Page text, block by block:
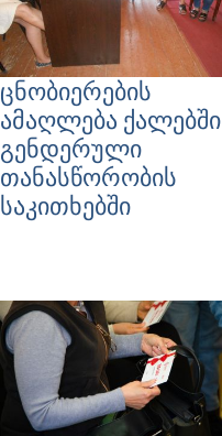
ცნობიერების
ამაღლება ქალებში
გენდერული
თანასწორობის
საკითხებში